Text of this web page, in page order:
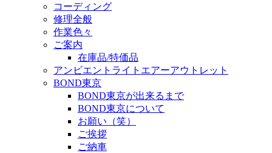
コーディング
修理全般
作業色々
ご案内
在庫品/特価品
アンビエントライトエアーアウトレット
BOND東京
BOND東京が出来るまで
BOND東京について
お願い（笑）
ご挨拶
ご納車